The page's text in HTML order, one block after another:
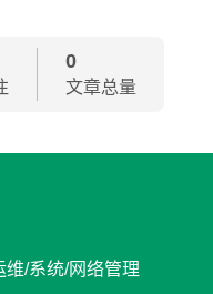
0
文章总量
/系统/网络管理